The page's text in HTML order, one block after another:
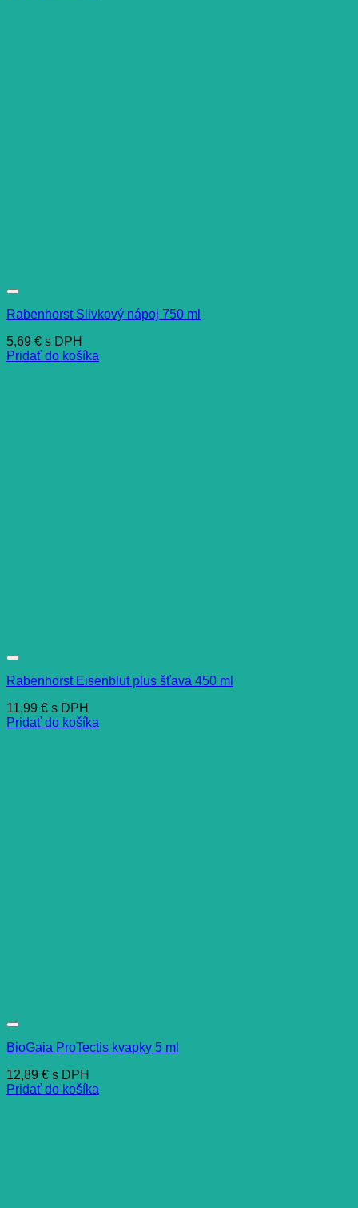
Rabenhorst Slivkový nápoj 750 ml
5,69 € s DPH
Pridať do košíka
Rabenhorst Eisenblut plus šťava 450 ml
11,99 € s DPH
Pridať do košíka
BioGaia ProTectis kvapky 5 ml
12,89 € s DPH
Pridať do košíka